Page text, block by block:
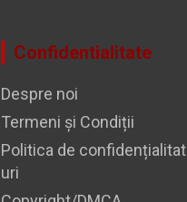
Confidentialitate
Despre noi
Termeni și Condiții
Politica de
uri